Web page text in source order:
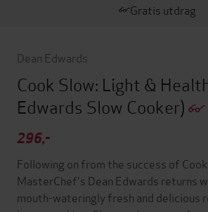
Gratis utdrag
Dean Edwards
Cook Slow: Light &
Edwards Slow Cooker)
296,-
Following on from the success of Cook
MasterChef's Dean Edwards returns
mouth-wateringly fresh and delicious